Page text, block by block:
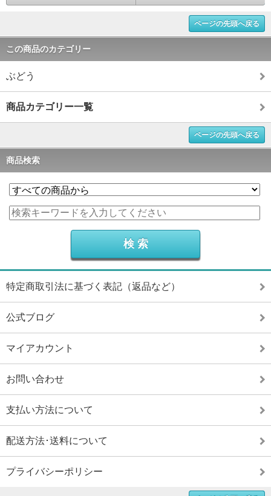
ページの先頭へ戻る
この商品のカテゴリー
ぶどう
商品カテゴリー一覧
ページの先頭へ戻る
商品検索
特定商取引法に基づく表記（返品など）
公式ブログ
マイアカウント
お問い合わせ
支払い方法について
配送方法･送料について
プライバシーポリシー